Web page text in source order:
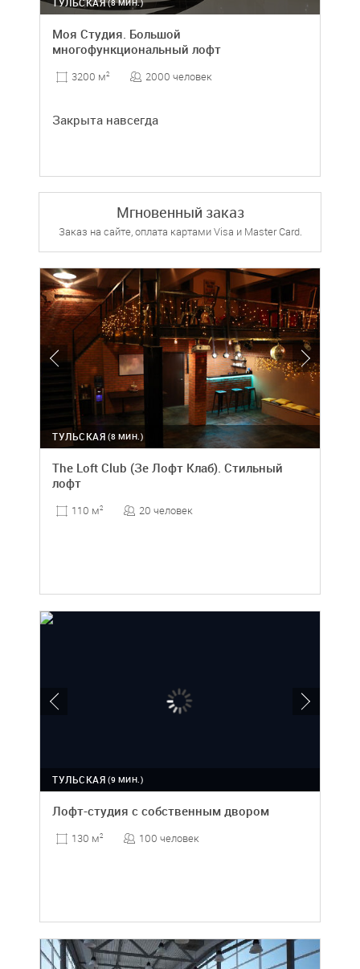
(8 МИН.)
Моя Студия. Большой
многофункциональный лофт
3200 м2 2000 человек
Закрыта навсегда
Мгновенный заказ
Заказ на сайте, оплата картами Visa и Master Card.
(8 МИН.)
ТУЛЬСКАЯ
The Loft Club (Зе Лофт Клаб). Стильный
лофт
110 м2 20 человек
(9 МИН.)
ТУЛЬСКАЯ
Лофт-студия с собственным двором
130 м2 100 человек